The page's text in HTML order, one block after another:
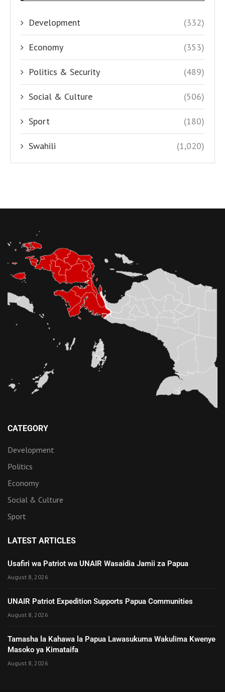
Development (332)
Economy (353)
Politics & Security (489)
Social & Culture (506)
Sport (180)
Swahili (1,020)
CATEGORY
Development
Politics
Economy
Social & Culture
Sport
LATEST ARTICLES
Usafiri wa Patriot wa UNAIR Wasaidia Jamii za Papua
August 8, 2026
UNAIR Patriot Expedition Supports Papua Communities
August 8, 2026
Tamasha la Kahawa la Papua Lawasukuma Wakulima Kwenye
Masoko ya Kimataifa
August 8, 2026